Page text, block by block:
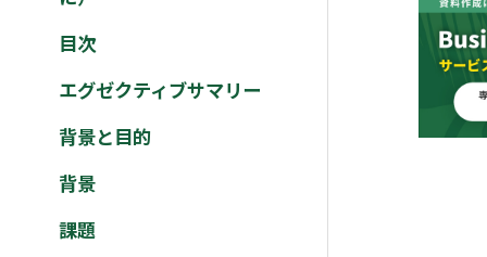
目次
エグゼクティブサマリー
背景と目的
背景
課題